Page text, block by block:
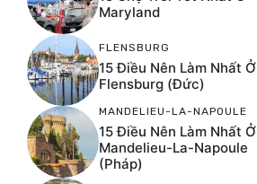
Maryland
FLENSBURG
15 Điều Nên Làm Nhất Ở
Flensburg (Đức)
MANDELIEU-LA-NAPOULE
15 Điều Nên Làm Nhất Ở
Mandelieu-La-Napoule
(Pháp)